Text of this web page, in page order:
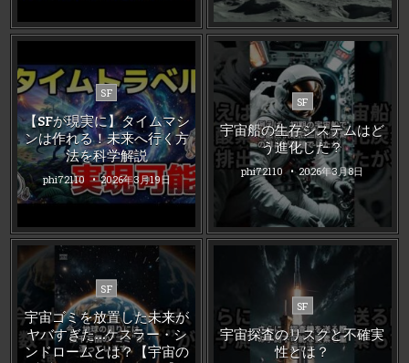
Posted
in
SF
【SFが現実に】タイムマシ
ンは作れる！未来へ行く方
法を科学解説
phi72110 2026年3月19日
Posted
in
SF
宇宙船の生存システムはど
う進化した？
phi72110 2026年3月8日
Posted
in
SF
宇宙ゴミを放置した未来が
ヤバすぎた…ケスラー・シ
ンドロームとは？【宇宙の
Posted
in
SF
宇宙探査のリスクと不確実
性とは？